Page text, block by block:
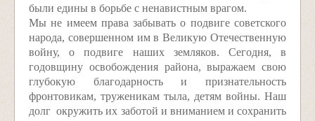
были едины в борьбе с ненавистным врагом.
Мы не имеем права забывать о подвиге советского
народа, совершенном им в Великую Отечественную
войну, о подвиге наших земляков. Сегодня, в
годовщину освобождения района, выражаем свою
глубокую благодарность и признательность
фронтовикам, труженикам тыла, детям войны. Наш
долг ­ окружить их заботой и вниманием и сохранить